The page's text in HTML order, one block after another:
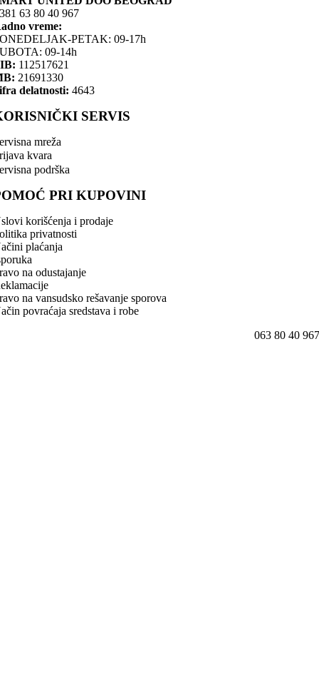
63 80 40 967
vreme:
PETAK: 09-17h
09-14h
112517621
21691330
delatnosti: 4643
SERVIS
mreža
kvara
podrška
PRI KUPOVINI
korišćenja i prodaje
privatnosti
plaćanja
na odustajanje
na vansudsko rešavanje sporova
povraćaja sredstava i robe
063 80 40 967